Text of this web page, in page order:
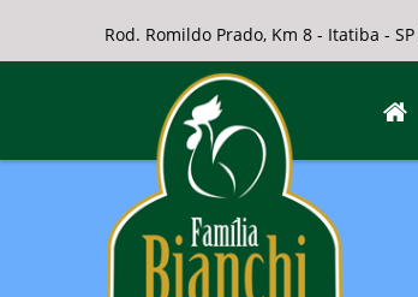
Rod. Romildo Prado, Km 8 - Itatiba - SP